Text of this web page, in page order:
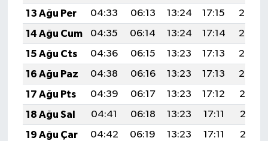
13 Ağu Per
04:33 06:13 13:24 17:15
20:25
14 Ağu Cum
04:35 06:14 13:24 17:14
20:23
15 Ağu Cts
04:36 06:15 13:23 17:13
20:22
16 Ağu Paz
04:38 06:16 13:23 17:13
20:20
17 Ağu Pts
04:39 06:17 13:23 17:12
20:19
18 Ağu Sal
04:41 06:18 13:23 17:11
20:18
19 Ağu Çar
04:42 06:19 13:23 17:11
20:16